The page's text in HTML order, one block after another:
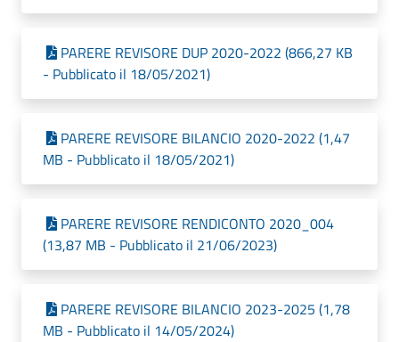
PARERE REVISORE DUP 2020-2022 (866,27 KB
- Pubblicato il 18/05/2021)
PARERE REVISORE BILANCIO 2020-2022 (1,47
MB - Pubblicato il 18/05/2021)
PARERE REVISORE RENDICONTO 2020_004
(13,87 MB - Pubblicato il 21/06/2023)
PARERE REVISORE BILANCIO 2023-2025 (1,78
MB - Pubblicato il 14/05/2024)